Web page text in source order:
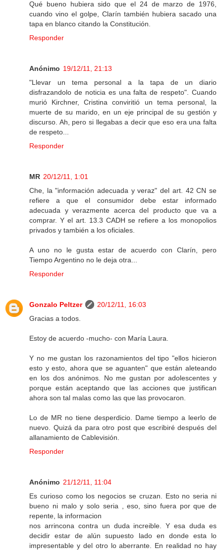
Qué bueno hubiera sido que el 24 de marzo de 1976,
cuando vino el golpe, Clarín también hubiera sacado una
tapa en blanco citando la Constitución.
Responder
Anónimo 19/12/11, 21:13
"Llevar un tema personal a la tapa de un diario
disfrazandolo de noticia es una falta de respeto". Cuando
murió Kirchner, Cristina conviritió un tema personal, la
muerte de su marido, en un eje principal de su gestión y
discurso. Ah, pero si llegabas a decir que eso era una falta
de respeto...
Responder
MR 20/12/11, 1:01
Che, la "información adecuada y veraz" del art. 42 CN se
refiere a que el consumidor debe estar informado
adecuada y verazmente acerca del producto que va a
comprar. Y el art. 13.3 CADH se refiere a los monopolios
privados y también a los oficiales.
A uno no le gusta estar de acuerdo con Clarín, pero
Tiempo Argentino no le deja otra...
Responder
Gonzalo Peltzer
20/12/11, 16:03
Gracias a todos.
Estoy de acuerdo -mucho- con María Laura.
Y no me gustan los razonamientos del tipo "ellos hicieron
esto y esto, ahora que se aguanten" que están aleteando
en los dos anónimos. No me gustan por adolescentes y
porque están aceptando que las acciones que justifican
ahora son tal malas como las que las provocaron.
Lo de MR no tiene desperdicio. Dame tiempo a leerlo de
nuevo. Quizá da para otro post que escribiré después del
allanamiento de Cablevisión.
Responder
Anónimo 21/12/11, 11:04
Es curioso como los negocios se cruzan. Esto no seria ni
bueno ni malo y solo seria , eso, sino fuera por que de
repente, la informacion
nos arrincona contra un duda increible. Y esa duda es
decidir estar de alún supuesto lado en donde esta lo
impresentable y del otro lo aberrante. En realidad no hay